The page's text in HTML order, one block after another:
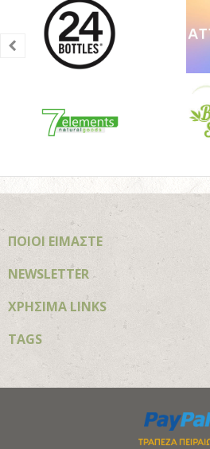
ΠΟΙΟΙ ΕΙΜΑΣΤΕ
NEWSLETTER
ΧΡΗΣΙΜΑ LINKS
TAGS